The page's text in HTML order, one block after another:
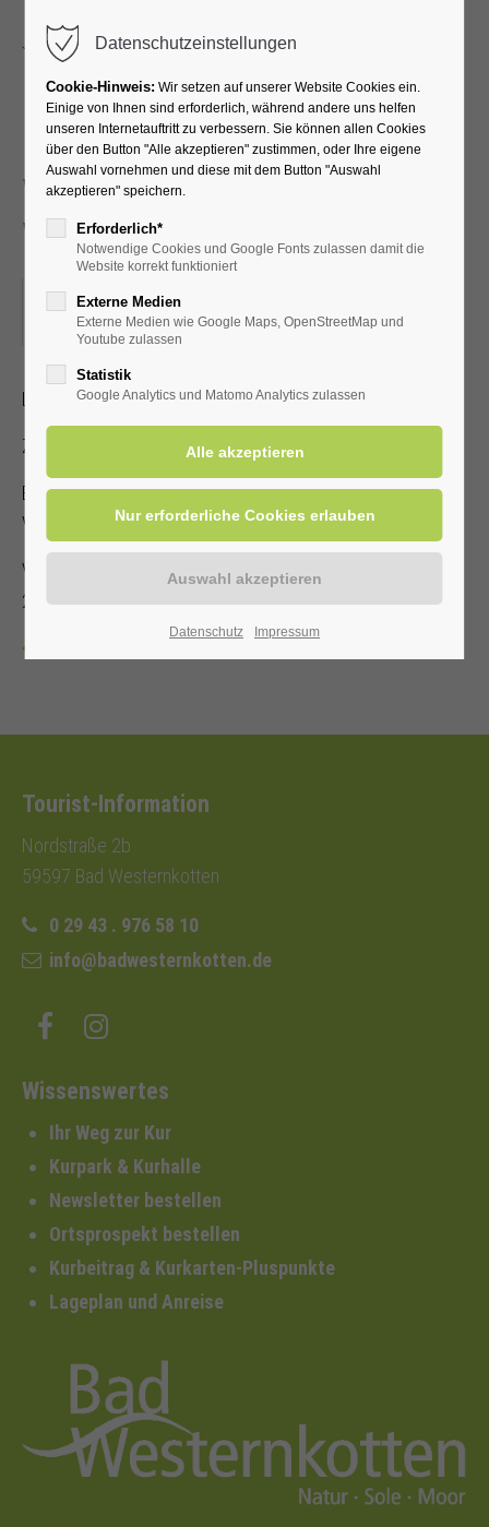
Neues und
Wissenswertes über Bad
Westernkotten
10.10.2022, 15:00
ORT: KURHALLE
Lichtbildervortrag zum Heilbad für Jedermann
Zutritt mit gültiger Kur- /Einwohnerkarte
Es steht nur eine begrenzte Anzahl an Sitzplätzen zur
Verfügung!
Veranstalter: Kurverwaltung Bad Westernkotten, Telefon: 0
29 43 . 976 58 10
Tourist-Information
Nordstraße 2b
59597 Bad Westernkotten
0 29 43 . 976 58 10
info@badwesternkotten.de
Wissenswertes
Ihr Weg zur Kur
Kurpark & Kurhalle
Newsletter bestellen
Ortsprospekt bestellen
Kurbeitrag & Kurkarten-Pluspunkte
Lageplan und Anreise
Datenschutzeinstellungen
Cookie-Hinweis: Wir setzen auf unserer Website Cookies ein.
Einige von Ihnen sind erforderlich, während andere uns helfen
unseren Internetauftritt zu verbessern. Sie können allen Cookies
über den Button "Alle akzeptieren" zustimmen, oder Ihre eigene
Auswahl vornehmen und diese mit dem Button "Auswahl
akzeptieren" speichern.
Erforderlich*
Notwendige Cookies und Google Fonts zulassen damit die
Website korrekt funktioniert
Externe Medien
Externe Medien wie Google Maps, OpenStreetMap und
Youtube zulassen
Statistik
Google Analytics und Matomo Analytics zulassen
Datenschutz Impressum